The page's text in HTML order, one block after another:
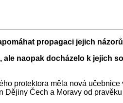
propagaci jejich
naopak docházelo k jejich
protektora měla nová
Čech a Moravy od